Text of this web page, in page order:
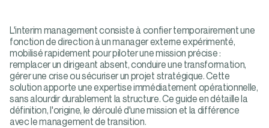
L'interim management consiste à confier temporairement une
fonction de direction à un manager externe expérimenté,
mobilisé rapidement pour piloter une mission précise :
remplacer un dirigeant absent, conduire une transformation,
gérer une crise ou sécuriser un projet stratégique. Cette
solution apporte une expertise immédiatement opérationnelle,
sans alourdir durablement la structure. Ce guide en détaille la
définition, l'origine, le déroulé d'une mission et la différence
avec le management de transition.